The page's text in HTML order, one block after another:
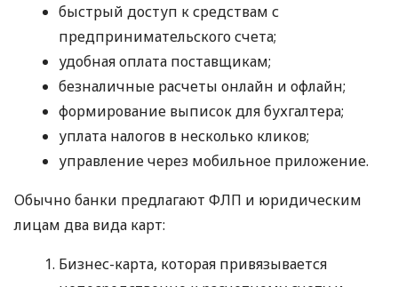
быстрый доступ к средствам с
предпринимательского счета;
удобная оплата поставщикам;
безналичные расчеты онлайн и офлайн;
формирование выписок для бухгалтера;
уплата налогов в несколько кликов;
управление через мобильное приложение.
Обычно банки предлагают ФЛП и юридическим
лицам два вида карт:
Бизнес-карта, которая привязывается